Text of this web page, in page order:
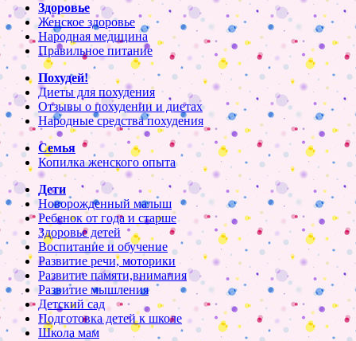
Здоровье
Женское здоровье
Народная медицина
Правильное питание
Похудей!
Диеты для похудения
Отзывы о похудении и диетах
Народные средства похудения
Семья
Копилка женского опыта
Дети
Новорожденный малыш
Ребенок от года и старше
Здоровье детей
Воспитание и обучение
Развитие речи, моторики
Развитие памяти,внимания
Развитие мышления
Детский сад
Подготовка детей к школе
Школа мам